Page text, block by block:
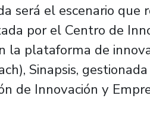
será el escenario que
por el Centro de
la plataforma de
Sinapsis,
de Innovación y